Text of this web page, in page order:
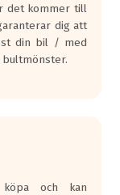
det kommer till
dig att
din bil / med
köpa och kan